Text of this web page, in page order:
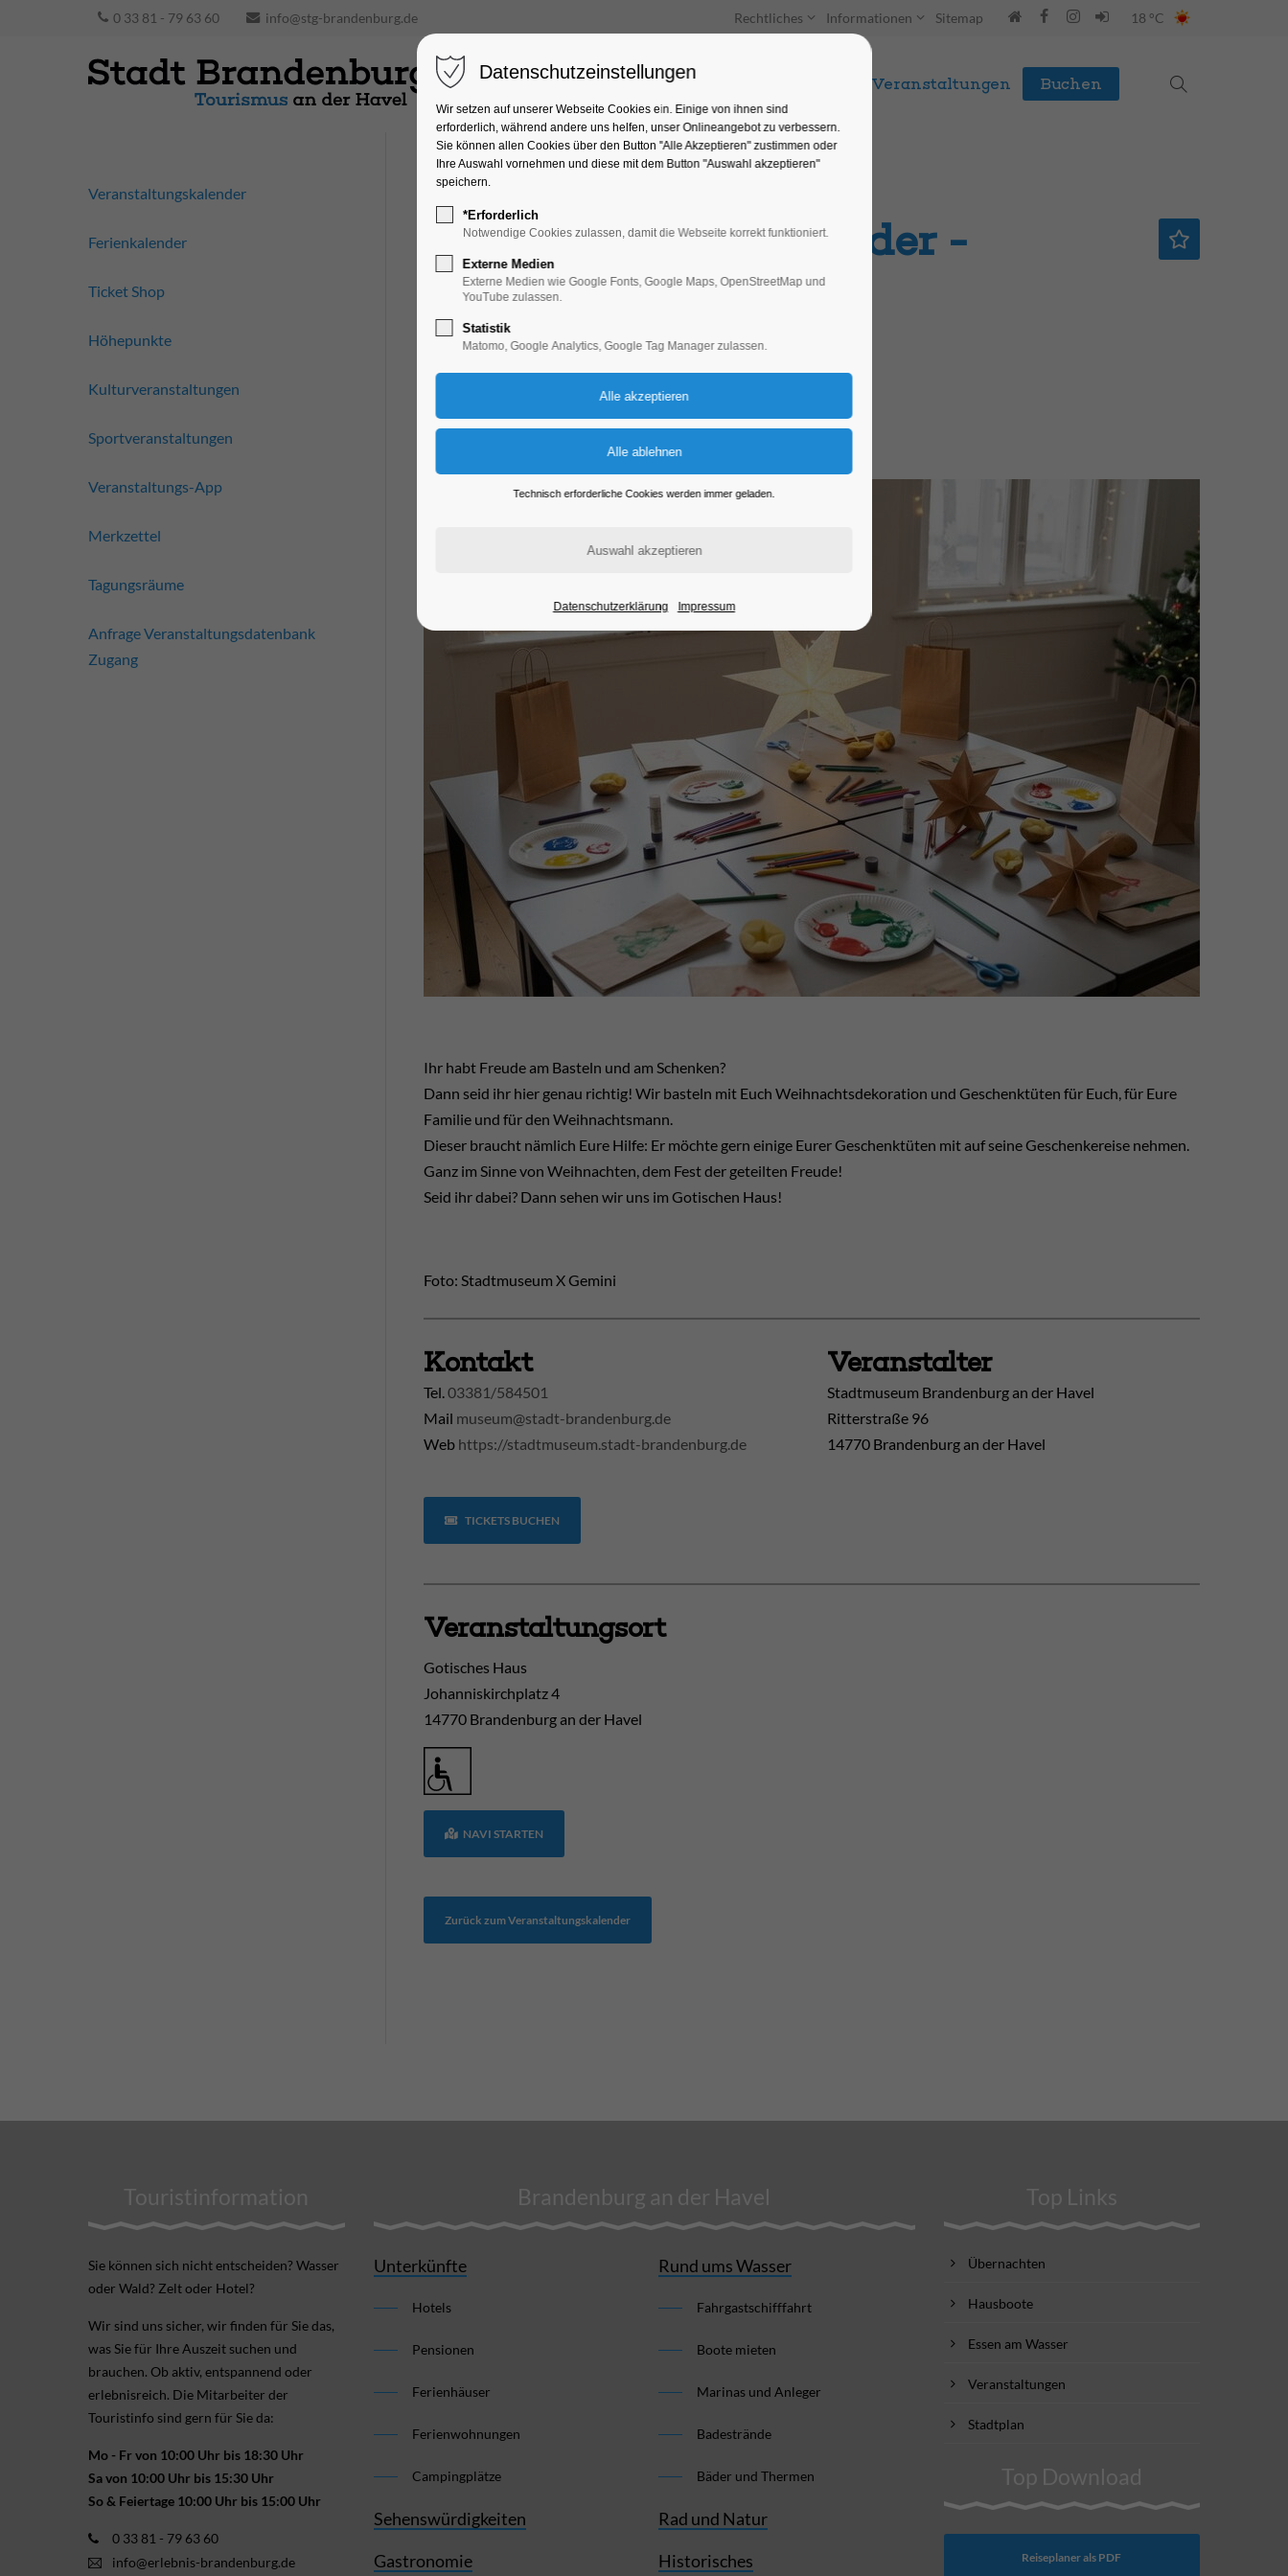
0 33 81 - 79 63 60 info@stg-brandenburg.de Rechtliches Informationen Sitemap 18 °C
Unterkünfte Entdecken & Erleben Veranstaltungen Buchen
Von Kindern für Kinder -
Weihnachtsbasteln
Kinder, Jugend, Kunst, Mitmach-Aktion
05.12.2025, 12:30–16:00
Eintritt frei
Ihr habt Freude am Basteln und am Schenken?
Dann seid ihr hier genau richtig! Wir basteln mit Euch Weihnachtsdekoration und Geschenktüten für Euch, für Eure
Familie und für den Weihnachtsmann.
Dieser braucht nämlich Eure Hilfe: Er möchte gern einige Eurer Geschenktüten mit auf seine Geschenkereise nehmen.
Ganz im Sinne von Weihnachten, dem Fest der geteilten Freude!
Seid ihr dabei? Dann sehen wir uns im Gotischen Haus!
Foto: Stadtmuseum X Gemini
Kontakt
Tel. 03381/584501
Mail museum@stadt-brandenburg.de
Web https://stadtmuseum.stadt-brandenburg.de
Veranstalter
Stadtmuseum Brandenburg an der Havel
Ritterstraße 96
14770 Brandenburg an der Havel
TICKETS BUCHEN
Veranstaltungsort
Gotisches Haus
Johanniskirchplatz 4
14770 Brandenburg an der Havel
NAVI STARTEN
Zurück zum Veranstaltungskalender
Veranstaltungskalender
Ferienkalender
Ticket Shop
Höhepunkte
Kulturveranstaltungen
Sportveranstaltungen
Veranstaltungs-App
Merkzettel
Tagungsräume
Anfrage Veranstaltungsdatenbank
Zugang
Touristinformation
Sie können sich nicht ent­scheiden? Wasser
oder Wald? Zelt oder Hotel?
Wir sind uns sicher, wir finden für Sie das,
was Sie für Ihre Aus­zeit suchen und
brauchen. Ob aktiv, ent­spannend oder
erlebnis­reich. Die Mitarbeiter der
Touristinfo sind gern für Sie da:
Mo - Fr von 10:00 Uhr bis 18:30 Uhr
Sa von 10:00 Uhr bis 15:30 Uhr
So & Feiertage 10:00 Uhr bis 15:00 Uhr
0 33 81 - 79 63 60
info@erlebnis-brandenburg.de
Brandenburg an der Havel
Unterkünfte
Hotels
Pensionen
Ferienhäuser
Ferienwohnungen
Campingplätze
Sehenswürdigkeiten
Gastronomie
Rund ums Wasser
Fahrgastschifffahrt
Boote mieten
Marinas und Anleger
Badestrände
Bäder und Thermen
Rad und Natur
Historisches
Top Links
Übernachten
Hausboote
Essen am Wasser
Veranstaltungen
Stadtplan
Top Download
Reiseplaner als PDF
Datenschutzeinstellungen
Wir setzen auf unserer Webseite Cookies ein. Einige von ihnen sind
erforderlich, während andere uns helfen, unser Onlineangebot zu verbessern.
Sie können allen Cookies über den Button "Alle Akzeptieren" zustimmen oder
Ihre Auswahl vornehmen und diese mit dem Button "Auswahl akzeptieren"
speichern.
*Erforderlich
Notwendige Cookies zulassen, damit die Webseite korrekt funktioniert.
Externe Medien
Externe Medien wie Google Fonts, Google Maps, OpenStreetMap und
YouTube zulassen.
Statistik
Matomo, Google Analytics, Google Tag Manager zulassen.
Technisch erforderliche Cookies werden immer geladen.
Datenschutzerklärung Impressum